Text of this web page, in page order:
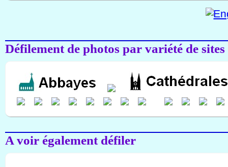
Défilement de photos par variété de
A voir également défiler